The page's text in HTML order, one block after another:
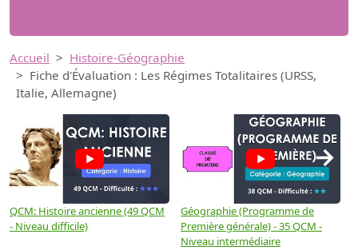
Accueil
Histoire-Géographie
Fiche d'Évaluation : Les Régimes Totalitaires (URSS,
Italie, Allemagne)
QCM: Histoire ancienne (49 QCM
- Niveau difficile)
Géographie (Programme de
Première générale) - 35 QCM -
Niveau intermédiaire
→